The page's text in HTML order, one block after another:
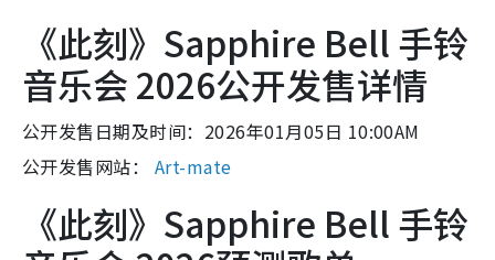
《此刻》Sapphire Bell 手铃
音乐会 2026公开发售详情
公开发售日期及时间：2026年01月05日 10:00AM
公开发售网站： Art-mate
《此刻》Sapphire Bell 手铃